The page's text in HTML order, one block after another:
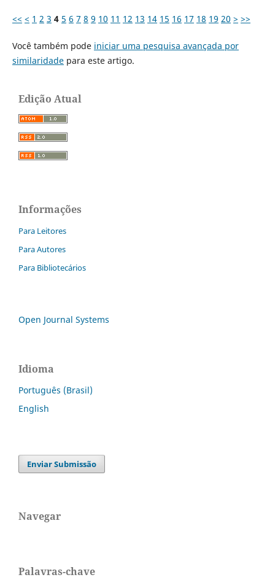
<< < 1 2 3 4 5 6 7 8 9 10 11 12 13 14 15 16 17 18 19 20 > >>
Você também pode iniciar uma pesquisa avançada por
similaridadepara este artigo.
Edição Atual
Informações
Para Leitores
Para Autores
Para Bibliotecários
Open Journal Systems
Idioma
Português (Brasil)
English
Enviar Submissão
Navegar
Palavras-chave